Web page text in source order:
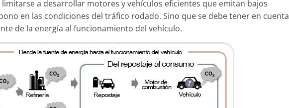
a desarrollar motores y vehículos eficientes que emitan bajos
en las condiciones del tráfico rodado. Sino que se debe tener en cuenta
de la energía al funcionamiento del vehículo.